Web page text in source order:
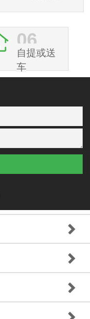
06
自提或送
车